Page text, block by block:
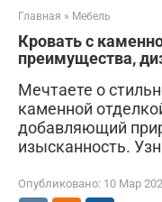
Главная » Мебель
Кровать с
преимущества,
Мечтаете о
каменной
добавляющий
изысканность.
Опубликовано: 10 Мар